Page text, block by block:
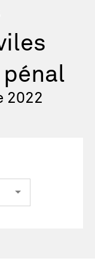
2022